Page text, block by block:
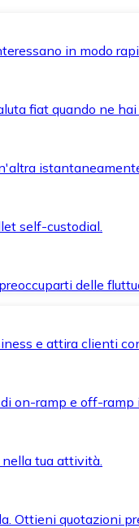
in modo
fiat quando ne hai
self-custodial.
delle
e attira clienti
on-ramp e off-
tua attività.
Ottieni quotazioni